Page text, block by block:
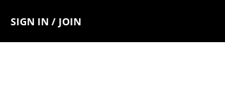
SIGN IN / JOIN